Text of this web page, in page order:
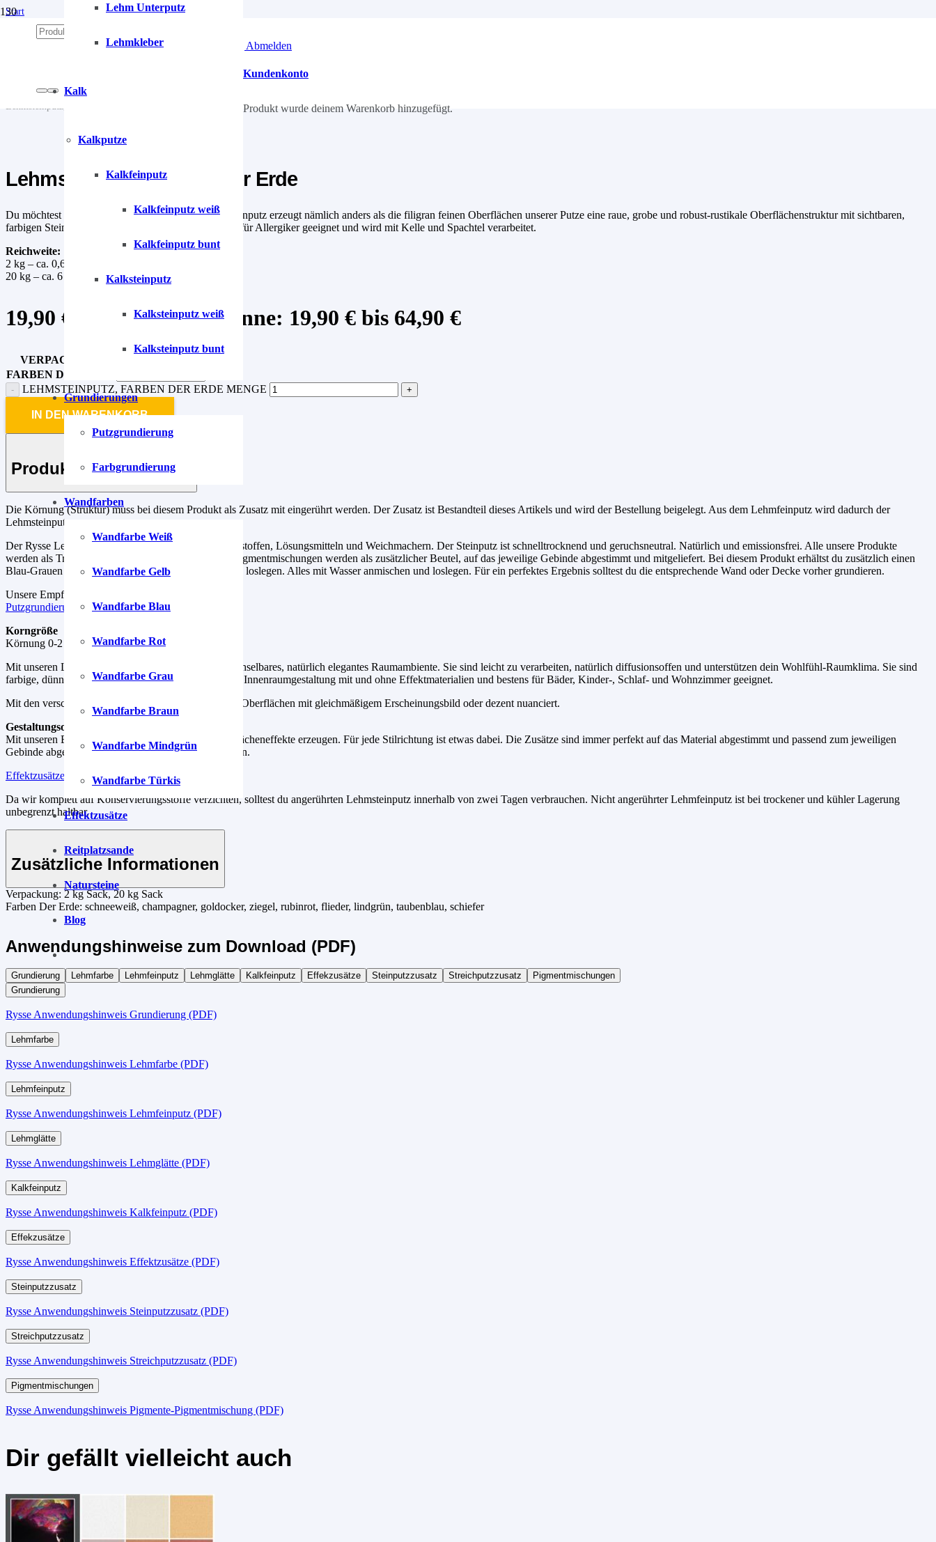
Anmelden | Abmelden
Lehm Unterputz
Lehmkleber
Kalk
Kalkputze
Kalkfeinputz
Kalkfeinputz weiß
Kalkfeinputz bunt
Kalksteinputz
Kalksteinputz weiß
Kalksteinputz bunt
Grundierungen
Putzgrundierung
Farbgrundierung
Wandfarben
Wandfarbe Weiß
Wandfarbe Gelb
Wandfarbe Blau
Wandfarbe Rot
Wandfarbe Grau
Wandfarbe Braun
Wandfarbe Mindgrün
Wandfarbe Türkis
Effektzusätze
Reitplatzsande
Natursteine
Blog
Kundenkonto
Produkt wurde deinem Warenkorb hinzugefügt.
Start
Lehmsteinputz, Farben der Erde
Du möchtest eine Wand mit Steinoptik? Der Lehmsteinputz erzeugt nämlich anders als die filigran feinen Oberflächen unserer Putze eine raue, grobe und robust-rustikale Oberflächenstruktur mit sichtbaren,
farbigen Steinelementen. Der Lehmsteinputz ist ideal für Allergiker geeignet und wird mit Kelle und Spachtel verarbeitet.
Reichweite:
2 kg – ca. 0,6 m²
20 kg – ca. 6 m²
19,90 € 64,90€Preisspanne: 19,90 € bis 64,90 €
VERPACKUNG
FARBEN DER ERDE
LEHMSTEINPUTZ, FARBEN DER ERDE MENGE
IN DEN WARENKORB
Produkt-Beschreibung
Die Körnung (Struktur) muss bei diesem Produkt als Zusatz mit eingerührt werden. Der Zusatz ist Bestandteil dieses Artikels und wird der Bestellung beigelegt. Aus dem Lehmfeinputz wird dadurch der
Lehmsteinputz.
Der Rysse Lehmsteinputz ist frei von Konservierungsstoffen, Lösungsmitteln und Weichmachern. Der Steinputz ist schnelltrocknend und geruchsneutral. Natürlich und emissionsfrei. Alle unsere Produkte
werden als Trockenpulver ausgeliefert. Die fertigen Pigmentmischungen werden als zusätzlicher Beutel, auf das jeweilige Gebinde abgestimmt und mitgeliefert. Bei diesem Produkt erhältst du zusätzlich einen
Blau-Grauen Steinputzzusatz, einfach einmischen und loslegen. Alles mit Wasser anmischen und loslegen. Für ein perfektes Ergebnis solltest du die entsprechende Wand oder Decke vorher grundieren.
Unsere Empfehlung für die Grundierung.
Putzgrundierung
Korngröße
Körnung 0-2 mm, Putzstärke ca. 2-3 mm.
Mit unseren Lehmputzen kreierst du dir ein unverwechselbares, natürlich elegantes Raumambiente. Sie sind leicht zu verarbeiten, natürlich diffusionsoffen und unterstützen dein Wohlfühl-Raumklima. Sie sind
farbige, dünnlagige Lehmmischungen für die kreative Innenraumgestaltung mit und ohne Effektmaterialien und bestens für Bäder, Kinder-, Schlaf- und Wohnzimmer geeignet.
Mit den verschiedenen Auftragstechniken schaffst du Oberflächen mit gleichmäßigem Erscheinungsbild oder dezent nuanciert.
Gestaltungsoptionen
Mit unseren Effektzusätzen kannst du kreative Oberflächeneffekte erzeugen. Für jede Stilrichtung ist etwas dabei. Die Zusätze sind immer perfekt auf das Material abgestimmt und passend zum jeweiligen
Gebinde abgewogen. Einfach einmischen und loslegen.
Effektzusätze
Da wir komplett auf Konservierungsstoffe verzichten, solltest du angerührten Lehmsteinputz innerhalb von zwei Tagen verbrauchen. Nicht angerührter Lehmfeinputz ist bei trockener und kühler Lagerung
unbegrenzt haltbar.
Zusätzliche Informationen
Verpackung: 2 kg Sack, 20 kg Sack
Farben Der Erde: schneeweiß, champagner, goldocker, ziegel, rubinrot, flieder, lindgrün, taubenblau, schiefer
Anwendungshinweise zum Download (PDF)
Grundierung Lehmfarbe Lehmfeinputz Lehmglätte Kalkfeinputz Effekzusätze Steinputzzusatz Streichputzzusatz
Pigmentmischungen
Grundierung
Rysse Anwendungshinweis Grundierung (PDF)
Lehmfarbe
Rysse Anwendungshinweis Lehmfarbe (PDF)
Lehmfeinputz
Rysse Anwendungshinweis Lehmfeinputz (PDF)
Lehmglätte
Rysse Anwendungshinweis Lehmglätte (PDF)
Kalkfeinputz
Rysse Anwendungshinweis Kalkfeinputz (PDF)
Effekzusätze
Rysse Anwendungshinweis Effektzusätze (PDF)
Steinputzzusatz
Rysse Anwendungshinweis Steinputzzusatz (PDF)
Streichputzzusatz
Rysse Anwendungshinweis Streichputzzusatz (PDF)
Pigmentmischungen
Rysse Anwendungshinweis Pigmente-Pigmentmischung (PDF)
Dir gefällt vielleicht auch